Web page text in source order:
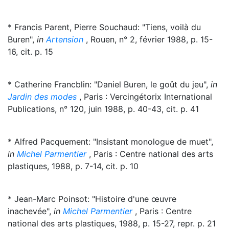
* Francis Parent, Pierre Souchaud: "Tiens, voilà du
Buren", in Artension , Rouen, n° 2, février 1988, p. 15-
16, cit. p. 15
* Catherine Francblin: "Daniel Buren, le goût du jeu", in
Jardin des modes , Paris : Vercingétorix International
Publications, n° 120, juin 1988, p. 40-43, cit. p. 41
* Alfred Pacquement: "Insistant monologue de muet",
in Michel Parmentier, Paris : Centre national des arts
plastiques, 1988, p. 7-14, cit. p. 10
* Jean-Marc Poinsot: "Histoire d'une œuvre
inachevée", in Michel Parmentier, Paris : Centre
national des arts plastiques, 1988, p. 15-27, repr. p. 21